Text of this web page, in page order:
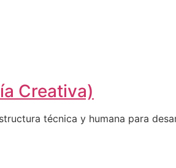
Creativa)
técnica y humana para